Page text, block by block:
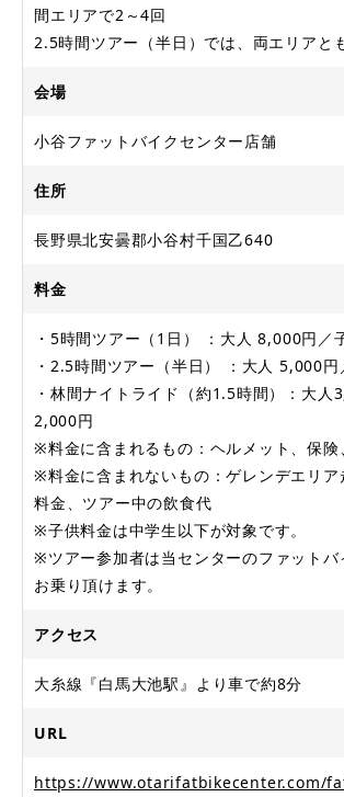
間エリアで2～4回
2.5時間ツアー（半日）では、両エリアと
会場
小谷ファットバイクセンター店舗
住所
長野県北安曇郡小谷村千国乙640
料金
・5時間ツアー（1日） ：大人 8,000円／
・2.5時間ツアー（半日） ：大人 5,000
・林間ナイトライド（約1.5時間）：大人
2,000円
※料金に含まれるもの：ヘルメット、保険
※料金に含まれないもの：ゲレンデエリア
料金、ツアー中の飲食代
※子供料金は中学生以下が対象です。
※ツアー参加者は当センターのファットバ
お乗り頂けます。
アクセス
大糸線『白馬大池駅』より車で約8分
URL
https://www.otarifatbikecenter.com/